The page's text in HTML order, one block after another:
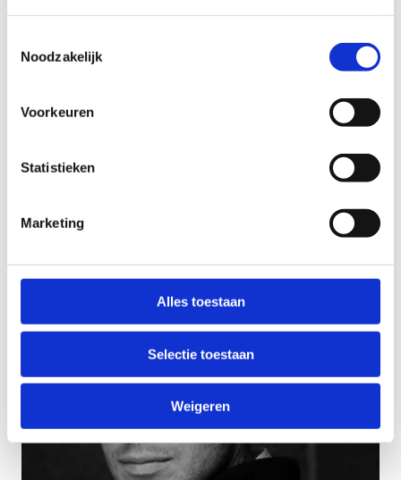
Noodzakelijk
Voorkeuren
Statistieken
Marketing
Alles toestaan
Selectie toestaan
Weigeren
Team. Jan Boone is tevens vertegenwoordiger van de
Vlaamse Trainersschool en voorzitter van de Vereniging